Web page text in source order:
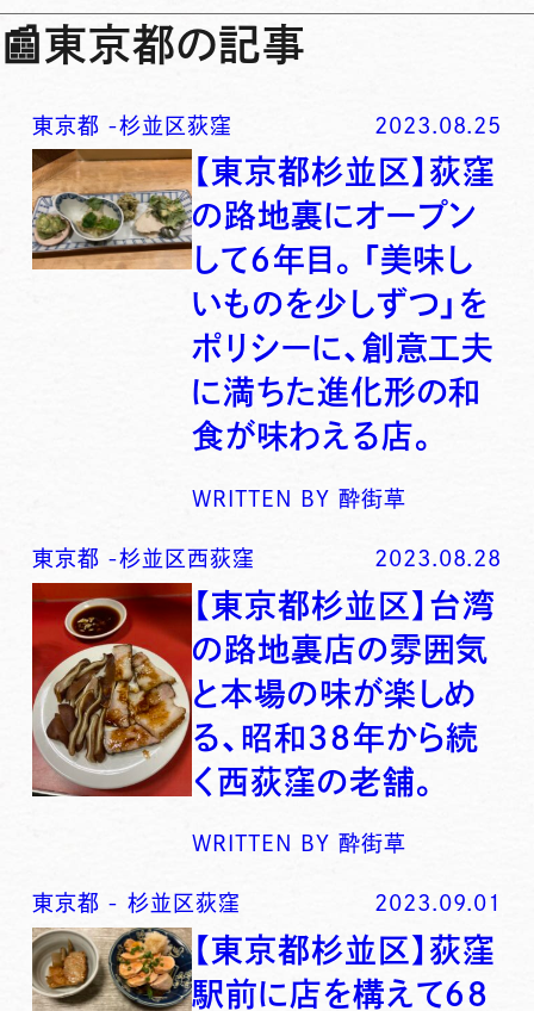
📰東京都の記事
東京都 -杉並区荻窪 2023.08.25
【東京都杉並区】荻窪
の路地裏にオープン
して６年目。「美味し
いものを少しずつ」を
ポリシーに、創意工夫
に満ちた進化形の和
食が味わえる店。
WRITTEN BY 酔街草
東京都 -杉並区西荻窪 2023.08.28
【東京都杉並区】台湾
の路地裏店の雰囲気
と本場の味が楽しめ
る、昭和３８年から続
く西荻窪の老舗。
WRITTEN BY 酔街草
東京都 - 杉並区荻窪 2023.09.01
【東京都杉並区】荻窪
駅前に店を構えて６８